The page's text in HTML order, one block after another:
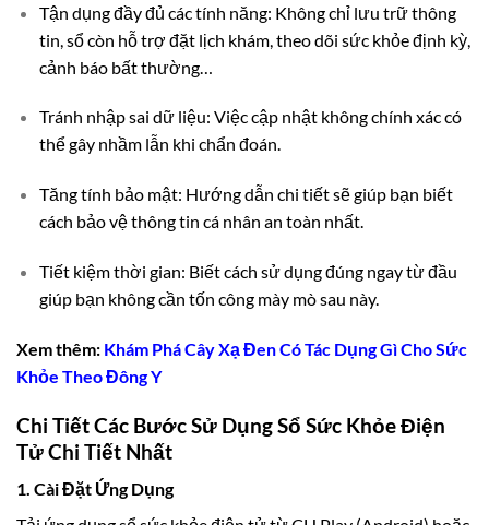
Tận dụng đầy đủ các tính năng: Không chỉ lưu trữ thông
tin, sổ còn hỗ trợ đặt lịch khám, theo dõi sức khỏe định kỳ,
cảnh báo bất thường…
Tránh nhập sai dữ liệu: Việc cập nhật không chính xác có
thể gây nhầm lẫn khi chẩn đoán.
Tăng tính bảo mật: Hướng dẫn chi tiết sẽ giúp bạn biết
cách bảo vệ thông tin cá nhân an toàn nhất.
Tiết kiệm thời gian: Biết cách sử dụng đúng ngay từ đầu
giúp bạn không cần tốn công mày mò sau này.
Xem thêm: Khám Phá Cây Xạ Đen Có Tác Dụng Gì Cho Sức
Khỏe Theo Đông Y
Chi Tiết Các Bước Sử Dụng Sổ Sức Khỏe Điện
Tử Chi Tiết Nhất
1. Cài Đặt Ứng Dụng